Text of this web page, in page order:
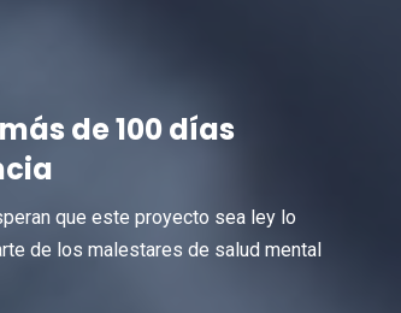
de 100 días
que este proyecto sea ley lo
de los malestares de salud mental